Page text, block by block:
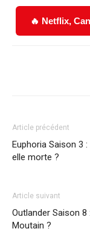
🔥 Netflix,
Article précédent
Euphoria Saison 3
elle morte ?
Article suivant
Outlander Saison 8
Moutain ?